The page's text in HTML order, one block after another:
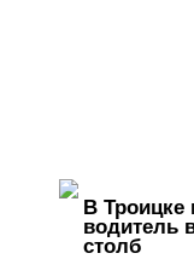
В Троицке
водитель
столб